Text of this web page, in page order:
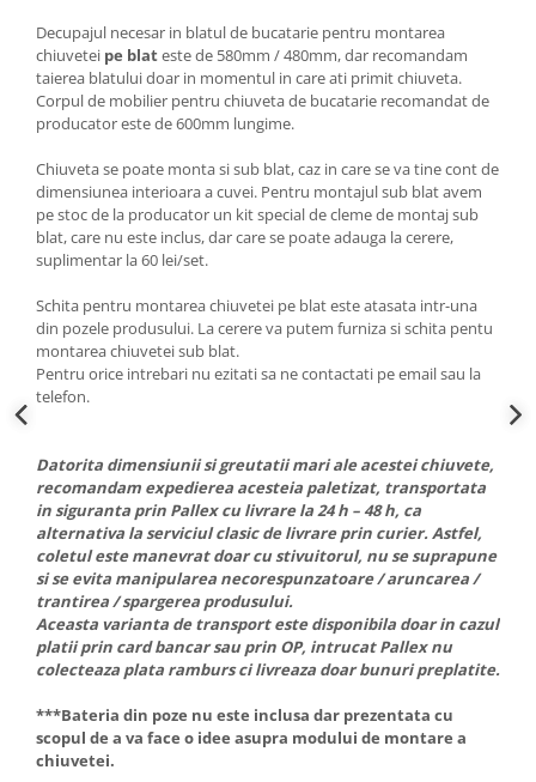
Decupajul necesar in blatul de bucatarie pentru montarea
chiuvetei pe blateste de 580mm / 480mm, dar recomandam
taierea blatului doar in momentul in care ati primit chiuveta.
Corpul de mobilier pentru chiuveta de bucatarie recomandat de
producator este de 600mm lungime.
Chiuveta se poate monta si sub blat, caz in care se va tine cont de
dimensiunea interioara a cuvei. Pentru montajul sub blat avem
pe stoc de la producator un kit special de cleme de montaj sub
blat, care nu este inclus, dar care se poate adauga la cerere,
suplimentar la 60 lei/set.
Schita pentru montarea chiuvetei pe blat este atasata intr-una
din pozele produsului. La cerere va putem furniza si schita pentu
montarea chiuvetei sub blat.
Pentru orice intrebari nu ezitati sa ne contactati pe email sau la
telefon.
Datorita dimensiunii si greutatii mari ale acestei chiuvete,
recomandam expedierea acesteia paletizat, transportata
in siguranta prin Pallex cu livrare la 24 h – 48 h, ca
alternativa la serviciul clasic de livrare prin curier. Astfel,
coletul este manevrat doar cu stivuitorul, nu se suprapune
si se evita manipularea necorespunzatoare / aruncarea /
trantirea / spargerea produsului.
Aceasta varianta de transport este disponibila doar in cazul
platii prin card bancar sau prin OP, intrucat Pallex nu
colecteaza plata ramburs ci livreaza doar bunuri preplatite.
***Bateria din poze nu este inclusa dar prezentata cu
scopul de a va face o idee asupra modului de montare a
chiuvetei.